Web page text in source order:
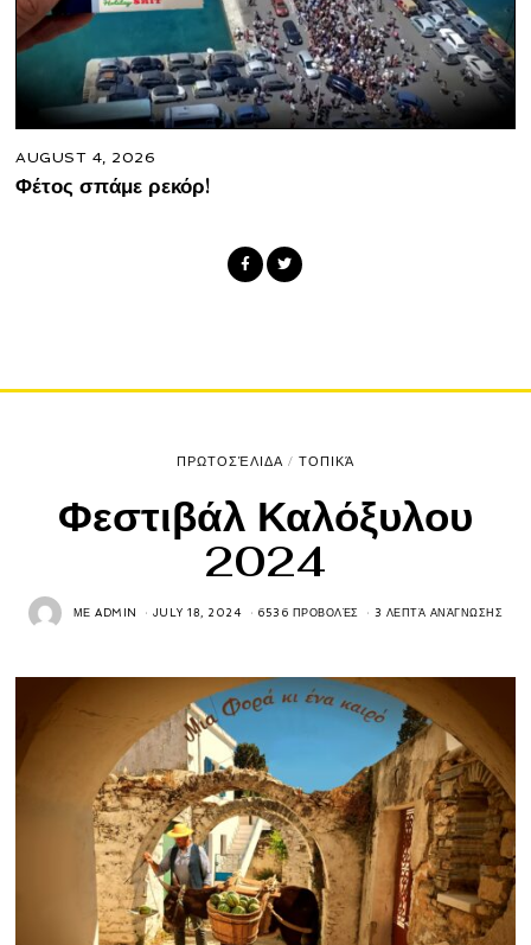
AUGUST 4, 2026
Φέτος σπάμε ρεκόρ!
ΠΡΩΤΟΣΈΛΙΔΑ / ΤΟΠΙΚΆ
Φεστιβάλ Καλόξυλου
2024
ΜΕADMIN JULY 18, 2024 6536 ΠΡΟΒΟΛΈΣ 3 ΛΕΠΤΆ ΑΝΆΓΝΩΣΗΣ